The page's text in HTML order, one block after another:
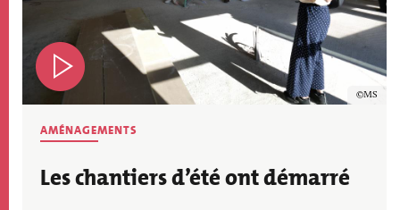
MS
AMÉNAGEMENTS
Les chantiers d’été ont démarré